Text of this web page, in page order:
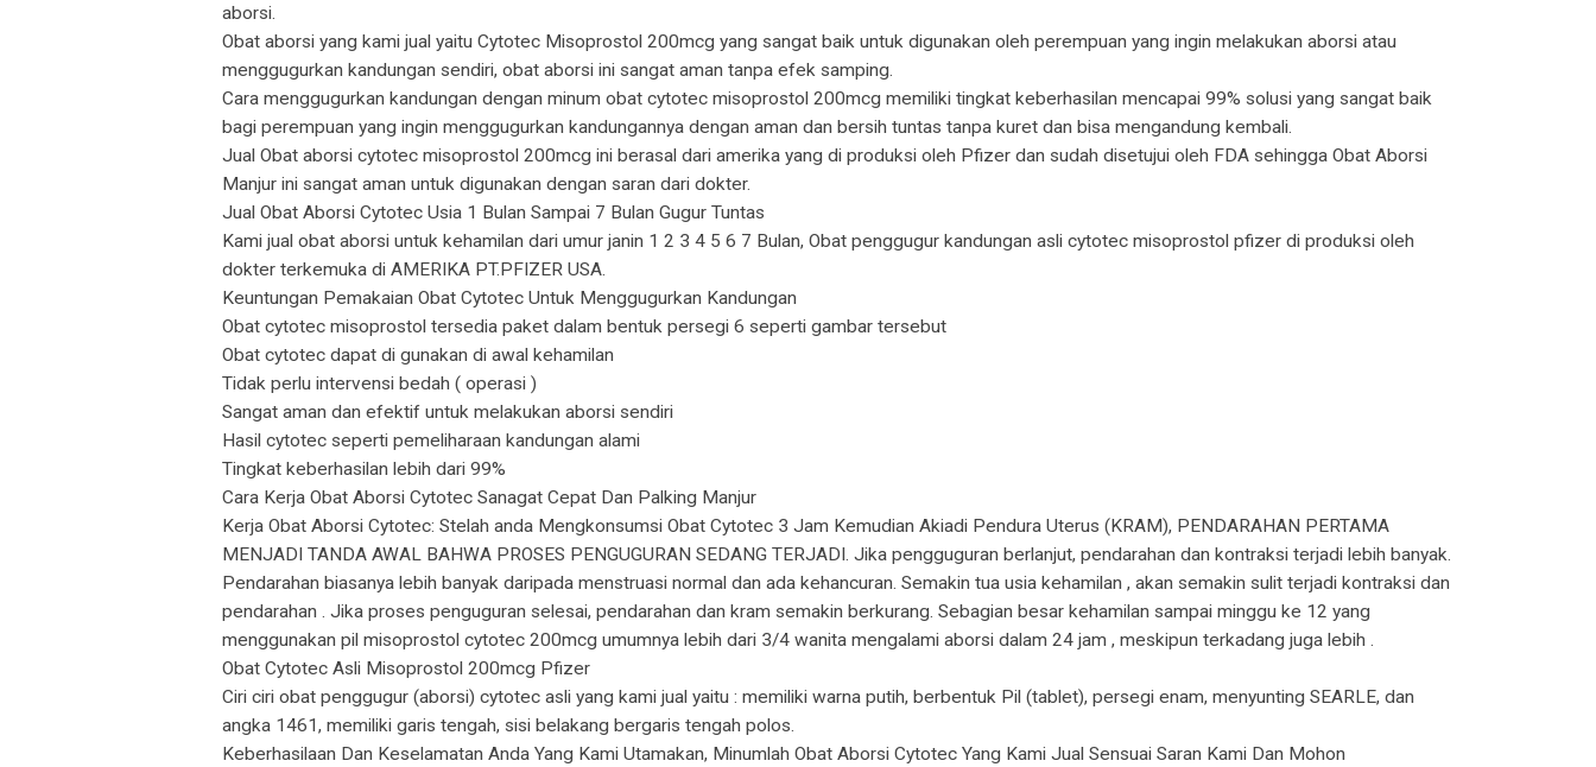
aborsi.
Obat aborsi yang kami jual yaitu Cytotec Misoprostol 200mcg yang sangat baik untuk digunakan oleh perempuan yang ingin melakukan aborsi atau
menggugurkan kandungan sendiri, obat aborsi ini sangat aman tanpa efek samping.
Cara menggugurkan kandungan dengan minum obat cytotec misoprostol 200mcg memiliki tingkat keberhasilan mencapai 99% solusi yang sangat baik
bagi perempuan yang ingin menggugurkan kandungannya dengan aman dan bersih tuntas tanpa kuret dan bisa mengandung kembali.
Jual Obat aborsi cytotec misoprostol 200mcg ini berasal dari amerika yang di produksi oleh Pfizer dan sudah disetujui oleh FDA sehingga Obat Aborsi
Manjur ini sangat aman untuk digunakan dengan saran dari dokter.
Jual Obat Aborsi Cytotec Usia 1 Bulan Sampai 7 Bulan Gugur Tuntas
Kami jual obat aborsi untuk kehamilan dari umur janin 1 2 3 4 5 6 7 Bulan, Obat penggugur kandungan asli cytotec misoprostol pfizer di produksi oleh
dokter terkemuka di AMERIKA PT.PFIZER USA.
Keuntungan Pemakaian Obat Cytotec Untuk Menggugurkan Kandungan
Obat cytotec misoprostol tersedia paket dalam bentuk persegi 6 seperti gambar tersebut
Obat cytotec dapat di gunakan di awal kehamilan
Tidak perlu intervensi bedah ( operasi )
Sangat aman dan efektif untuk melakukan aborsi sendiri
Hasil cytotec seperti pemeliharaan kandungan alami
Tingkat keberhasilan lebih dari 99%
Cara Kerja Obat Aborsi Cytotec Sanagat Cepat Dan Palking Manjur
Kerja Obat Aborsi Cytotec: Stelah anda Mengkonsumsi Obat Cytotec 3 Jam Kemudian Akiadi Pendura Uterus (KRAM), PENDARAHAN PERTAMA
MENJADI TANDA AWAL BAHWA PROSES PENGUGURAN SEDANG TERJADI. Jika pengguguran berlanjut, pendarahan dan kontraksi terjadi lebih banyak.
Pendarahan biasanya lebih banyak daripada menstruasi normal dan ada kehancuran. Semakin tua usia kehamilan , akan semakin sulit terjadi kontraksi dan
pendarahan . Jika proses penguguran selesai, pendarahan dan kram semakin berkurang. Sebagian besar kehamilan sampai minggu ke 12 yang
menggunakan pil misoprostol cytotec 200mcg umumnya lebih dari 3/4 wanita mengalami aborsi dalam 24 jam , meskipun terkadang juga lebih .
Obat Cytotec Asli Misoprostol 200mcg Pfizer
Ciri ciri obat penggugur (aborsi) cytotec asli yang kami jual yaitu : memiliki warna putih, berbentuk Pil (tablet), persegi enam, menyunting SEARLE, dan
angka 1461, memiliki garis tengah, sisi belakang bergaris tengah polos.
Keberhasilaan Dan Keselamatan Anda Yang Kami Utamakan, Minumlah Obat Aborsi Cytotec Yang Kami Jual Sensuai Saran Kami Dan Mohon